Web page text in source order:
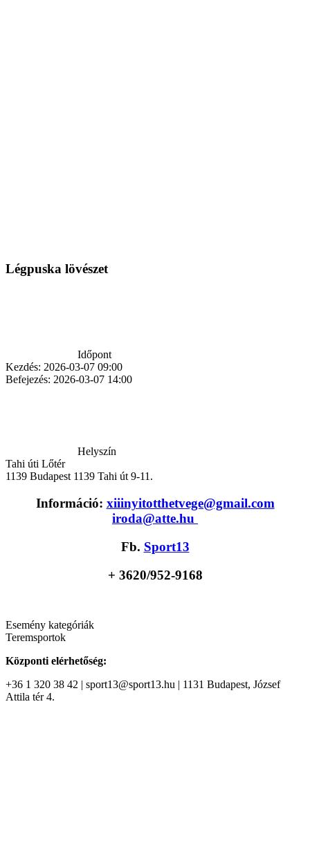
Légpuska lövészet
Időpont
Kezdés: 2026-03-07 09:00
Befejezés: 2026-03-07 14:00
Helyszín
Tahi úti Lőtér
1139 Budapest 1139 Tahi út 9-11.
Információ: xiiinyitotthetvege@gmail.com
iroda@atte.hu
Fb. Sport13
+ 3620/952-9168
Esemény kategóriák
Teremsportok
Központi elérhetőség:
+36 1 320 38 42 | sport13@sport13.hu | 1131 Budapest, József
Attila tér 4.